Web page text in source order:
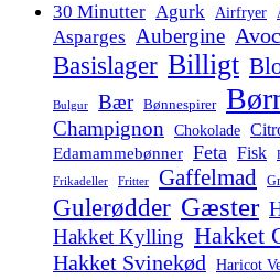
30 Minutter Agurk Airfryer
Asparges Aubergine
Basislager Billigt
Bulgur Bær Bønnespirer
Champignon Chokolade
Edamammebønner Feta Fisk
Frikadeller Fritter Gaffelmad
Gulerødder Gæster
Hakket Kylling Hakket
Hakket Svinekød Haricot